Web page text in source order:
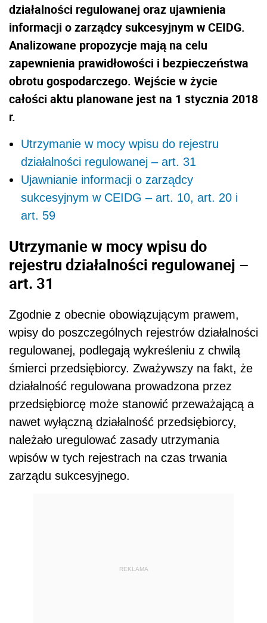
działalności regulowanej oraz ujawnienia
informacji o zarządcy sukcesyjnym w CEIDG.
Analizowane propozycje mają na celu
zapewnienia prawidłowości i bezpieczeństwa
obrotu gospodarczego. Wejście w życie
całości aktu planowane jest na 1 stycznia 2018
r.
Utrzymanie w mocy wpisu do rejestru
działalności regulowanej – art. 31
Ujawnianie informacji o zarządcy
sukcesyjnym w CEIDG – art. 10, art. 20 i
art. 59
Utrzymanie w mocy wpisu do
rejestru działalności regulowanej –
art. 31
Zgodnie z obecnie obowiązującym prawem,
wpisy do poszczególnych rejestrów działalności
regulowanej, podlegają wykreśleniu z chwilą
śmierci przedsiębiorcy. Zważywszy na fakt, że
działalność regulowana prowadzona przez
przedsiębiorcę może stanowić przeważającą a
nawet wyłączną działalność przedsiębiorcy,
należało uregulować zasady utrzymania
wpisów w tych rejestrach na czas trwania
zarządu sukcesyjnego.
REKLAMA